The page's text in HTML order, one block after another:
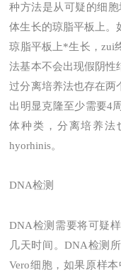
种方法是从可疑的细
体生长的琼脂平板上。
琼脂平板上*生长，zui
法基本不会出现假阴性
过分离培养法也存在两
出明显克隆至少需要4
体种类，分离培养法
hyorhinis。
DNA检测
DNA检测需要将可疑
几天时间。DNA检测
Vero细胞，如果原样